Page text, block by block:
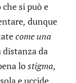
si può e
, dunque
come una
da
lostigma,
e uccide.